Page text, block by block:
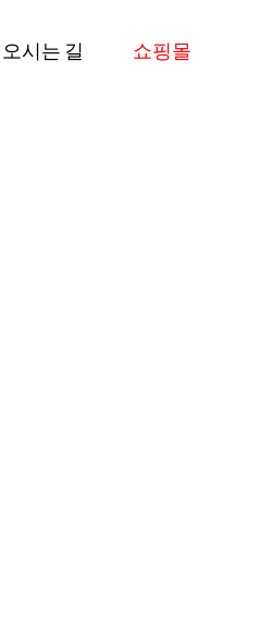
오시는 길 쇼핑몰